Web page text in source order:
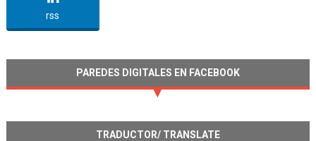
rss
PAREDES DIGITALES EN FACEBOOK
TRADUCTOR/ TRANSLATE